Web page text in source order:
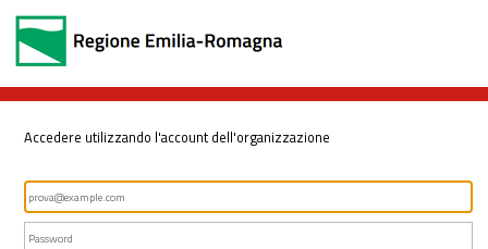
Accedere utilizzando l'account dell'organizzazione